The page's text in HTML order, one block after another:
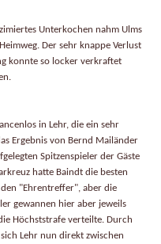
Unterkochen nahm Ulms
Der sehr knappe Verlust
konnte so locker verkraftet
in Lehr, die ein sehr
Ergebnis von Bernd Mailänder
Spitzenspieler der Gäste
hatte Baindt die besten
"Ehrentreffer", aber die
gewannen hier aber jeweils
Höchststrafe verteilte. Durch
Lehr nun direkt zwischen